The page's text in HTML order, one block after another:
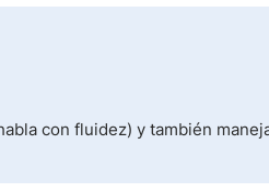
con fluidez) y también